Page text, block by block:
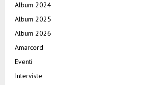
Album 2024
Album 2025
Album 2026
Amarcord
Eventi
Interviste